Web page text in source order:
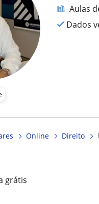
Aulas
Dados
Online Direito
grátis